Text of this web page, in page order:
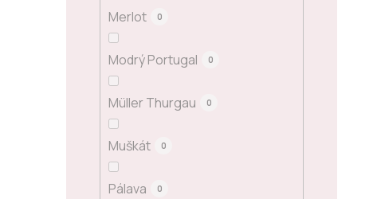
Merlot 0
Modrý Portugal 0
Müller Thurgau 0
Muškát 0
Pálava 0